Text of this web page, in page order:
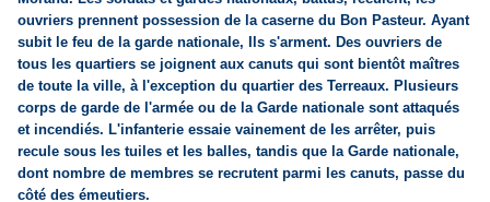
ouvriers prennent possession de la caserne du Bon Pasteur. Ayant
subit le feu de la garde nationale, Ils s'arment. Des ouvriers de
tous les quartiers se joignent aux canuts qui sont bientôt maîtres
de toute la ville, à l'exception du quartier des Terreaux. Plusieurs
corps de garde de l'armée ou de la Garde nationale sont attaqués
et incendiés. L'infanterie essaie vainement de les arrêter, puis
recule sous les tuiles et les balles, tandis que la Garde nationale,
dont nombre de membres se recrutent parmi les canuts, passe du
côté des émeutiers.